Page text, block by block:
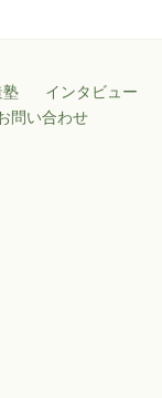
塾
インタビュー
問い合わせ